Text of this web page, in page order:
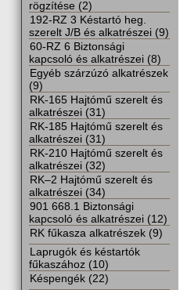
rögzítése (2)
192-RZ 3 Késtartó heg.
szerelt J/B és alkatrészei (9)
60-RZ 6 Biztonsági
kapcsoló és alkatrészei (8)
Egyéb szárzúzó alkatrészek
(9)
RK-165 Hajtómű szerelt és
alkatrészei (31)
RK-185 Hajtómű szerelt és
alkatrészei (31)
RK-210 Hajtómű szerelt és
alkatrészei (32)
RK–2 Hajtómű szerelt és
alkatrészei (34)
901 668.1 Biztonsági
kapcsoló és alkatrészei (12)
RK fűkasza alkatrészek (9)
Laprugók és késtartók
fűkaszához (10)
Késpengék (22)